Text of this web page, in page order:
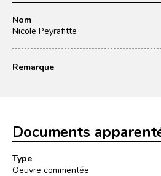
Nom
Nicole Peyrafitte
Remarque
Documents
Type
Oeuvre commentée